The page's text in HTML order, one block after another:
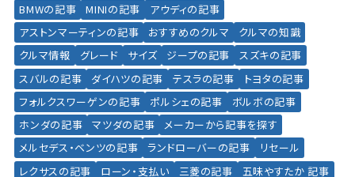
BMWの記事 MINIの記事
アウディの記事
アストンマーティンの記事
おすすめのクルマ
クルマの知識
クルマ情報
グレード サイズ ジープの記事
スズキの記事
スバルの記事
ダイハツの記事 テスラの記事
トヨタの記事
フォルクスワーゲンの記事
ポルシェの記事
ボルボの記事
ホンダの記事
マツダの記事
メーカーから記事を探す
メルセデス・ベンツの記事
ランドローバーの記事
リセール
レクサスの記事
ローン・支払い 三菱の記事 五味やすたか 記事